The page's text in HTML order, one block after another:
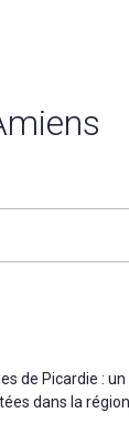
de Picardie :
dans la région.